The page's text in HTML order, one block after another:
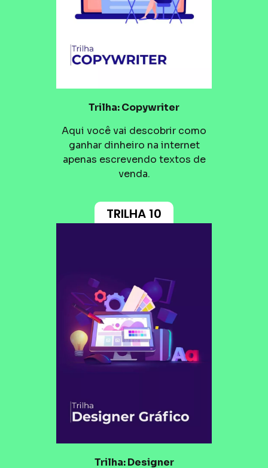
Trilha: Copywriter
Aqui você vai descobrir como
ganhar dinheiro na internet
apenas escrevendo textos de
venda.
TRILHA 10
Trilha: Designer